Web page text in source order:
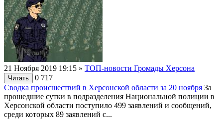
21 Ноября 2019 19:15 » ТОП-новости Громады Херсона
Читать 0 717
Сводка происшествий в Херсонской области за 20 ноября За
прошедшие сутки в подразделения Национальной полиции в
Херсонской области поступило 499 заявлений и сообщений,
среди которых 89 заявлений с...